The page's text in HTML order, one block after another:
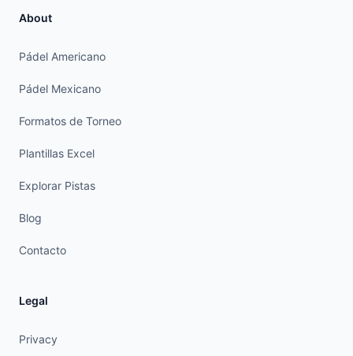
About
Pádel Americano
Pádel Mexicano
Formatos de Torneo
Plantillas Excel
Explorar Pistas
Blog
Contacto
Legal
Privacy